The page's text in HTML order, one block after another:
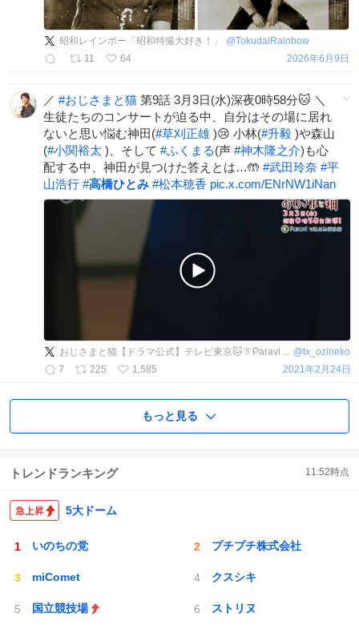
昭和レインボー「昭和特撮大好き！」 @TokudaiRainbow
11
64 2026年6月9日
／ #おじさまと猫 第9話 3月3日(水)深夜0時58分🐱 ＼
生徒たちのコンサートが迫る中、自分はその場に居れ
ないと思い悩む神田(#草刈正雄 )😢 小林(#升毅 )や森山
(#小関裕太 )、そして #ふくまる(声 #神木隆之介)も心
配する中、神田が見つけた答えとは…🤲 #武田玲奈 #平
山浩行 #高橋ひとみ #松本穂香 pic.x.com/ENrNW1iNan
おじさまと猫【ドラマ公式】テレビ東京🐱👔Paraviで全話配信中💫 @tx_ozineko
7
225 1,585 2021年2月24日
もっと見る
トレンドランキング 11:52時点
5大ドーム
いのちの党 プチプチ株式会社
miComet クスシキ
国立競技場 ストリヌ